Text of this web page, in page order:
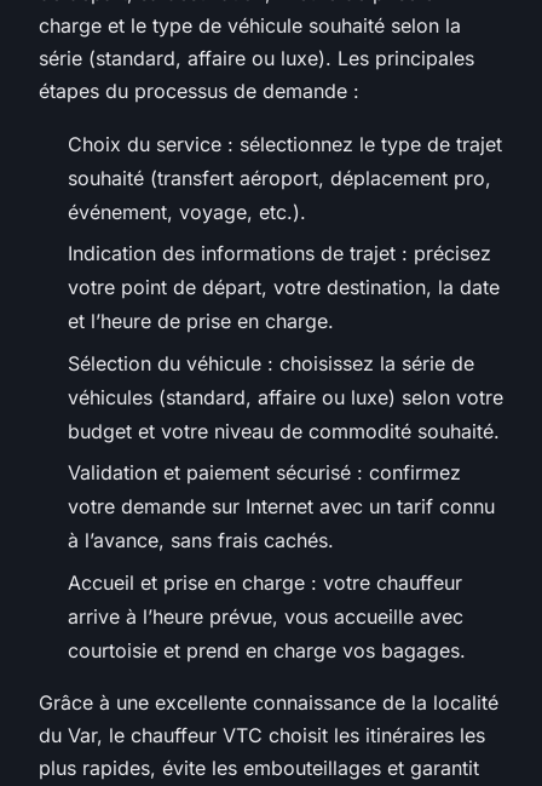
charge et le type de véhicule souhaité selon la
série (standard, affaire ou luxe). Les principales
étapes du processus de demande :
Choix du service : sélectionnez le type de trajet
souhaité (transfert aéroport, déplacement pro,
événement, voyage, etc.).
Indication des informations de trajet : précisez
votre point de départ, votre destination, la date
et l’heure de prise en charge.
Sélection du véhicule : choisissez la série de
véhicules (standard, affaire ou luxe) selon votre
budget et votre niveau de commodité souhaité.
Validation et paiement sécurisé : confirmez
votre demande sur Internet avec un tarif connu
à l’avance, sans frais cachés.
Accueil et prise en charge : votre chauffeur
arrive à l’heure prévue, vous accueille avec
courtoisie et prend en charge vos bagages.
Grâce à une excellente connaissance de la localité
du Var, le chauffeur VTC choisit les itinéraires les
plus rapides, évite les embouteillages et garantit